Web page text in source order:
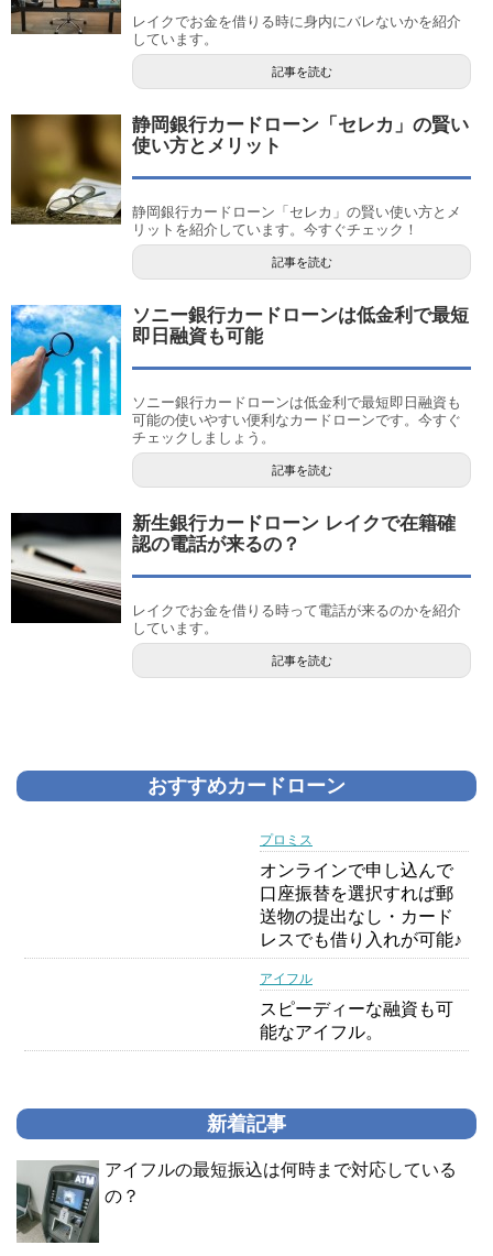
レイクでお金を借りる時に身内にバレないかを紹介
しています。
記事を読む
静岡銀行カードローン「セレカ」の賢い
使い方とメリット
静岡銀行カードローン「セレカ」の賢い使い方とメ
リットを紹介しています。今すぐチェック！
記事を読む
ソニー銀行カードローンは低金利で最短
即日融資も可能
ソニー銀行カードローンは低金利で最短即日融資も
可能の使いやすい便利なカードローンです。今すぐ
チェックしましょう。
記事を読む
新生銀行カードローン レイクで在籍確
認の電話が来るの？
レイクでお金を借りる時って電話が来るのかを紹介
しています。
記事を読む
おすすめカードローン
プロミス
オンラインで申し込んで
口座振替を選択すれば郵
送物の提出なし・カード
レスでも借り入れが可能♪
アイフル
スピーディーな融資も可
能なアイフル。
新着記事
アイフルの最短振込は何時まで対応している
の？